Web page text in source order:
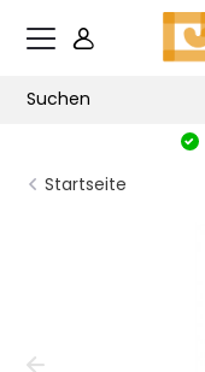
Startseite